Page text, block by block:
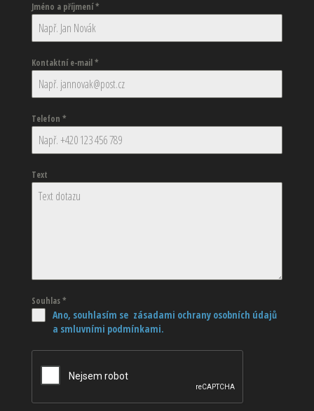
Jméno a příjmení*
Kontaktní e-mail*
Telefon *
Text
Souhlas*
Ano, souhlasím se zásadami ochrany osobních údajů
a smluvními podmínkami.